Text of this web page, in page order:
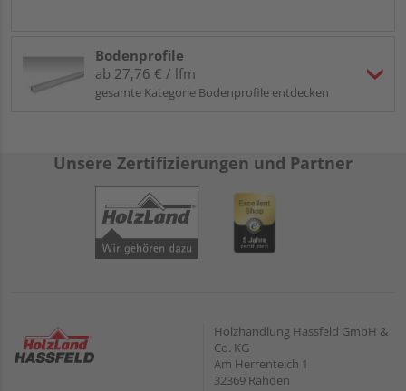
Bodenprofile
ab 27,76 € / lfm
gesamte Kategorie Bodenprofile entdecken
Unsere Zertifizierungen und Partner
Holzhandlung Hassfeld GmbH &
Co. KG
Am Herrenteich 1
32369 Rahden